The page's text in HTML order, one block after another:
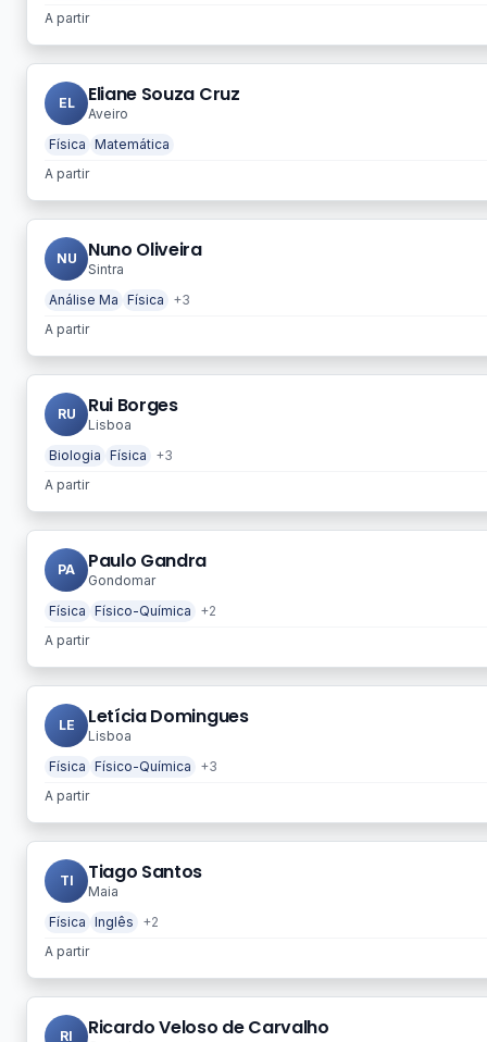
A partir
EL Eliane Souza Cruz
Aveiro
Física Matemática
A partir
NU Nuno Oliveira
Sintra
Análise Ma Física
+3
A partir
RU Rui Borges
Lisboa
Biologia Física
+3
A partir
PA Paulo Gandra
Gondomar
Física Físico-Química
+2
A partir
LE Letícia Domingues
Lisboa
Física Físico-Química
+3
A partir
TI Tiago Santos
Maia
Física Inglês
+2
A partir
RI Ricardo Veloso de Carvalho